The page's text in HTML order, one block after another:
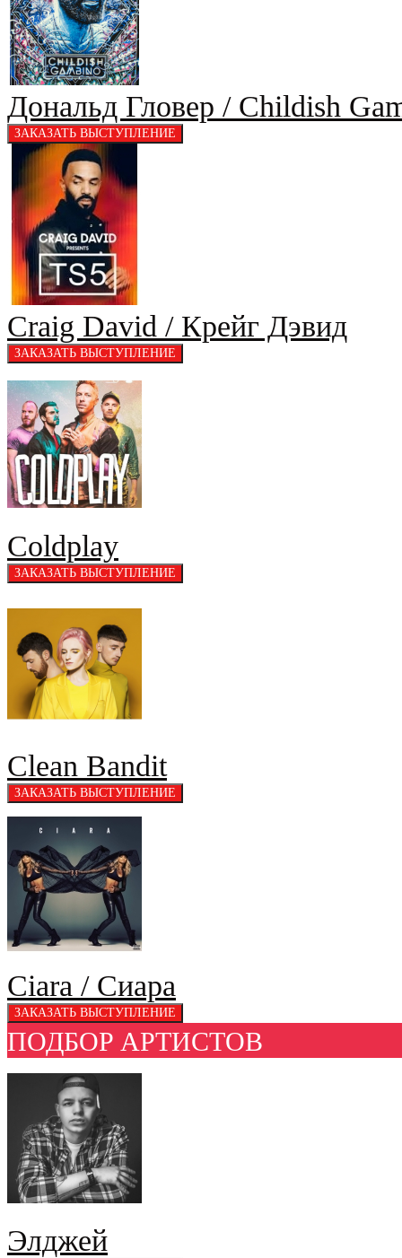
Дональд Гловер / Childish
Craig David / Крейг Дэвид
Coldplay
Clean Bandit
Ciara / Сиара
ПОДБОР АРТИСТОВ
Элджей